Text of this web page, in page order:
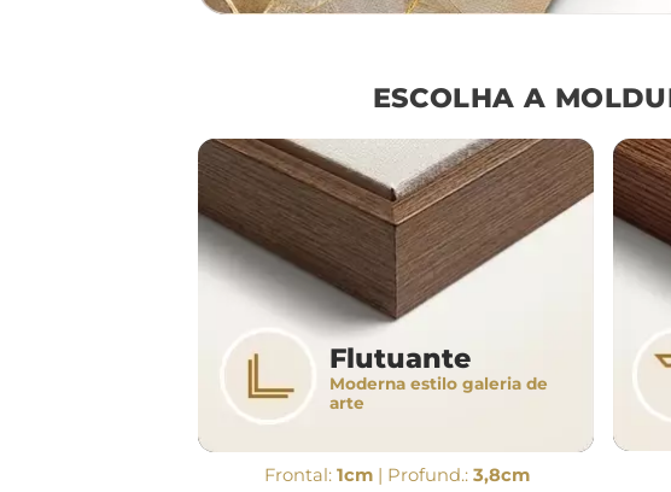
ESCOLHA A
Flutuante
Moderna estilo galeria de
arte
Frontal: 1cm| Profund.: 3,8cm